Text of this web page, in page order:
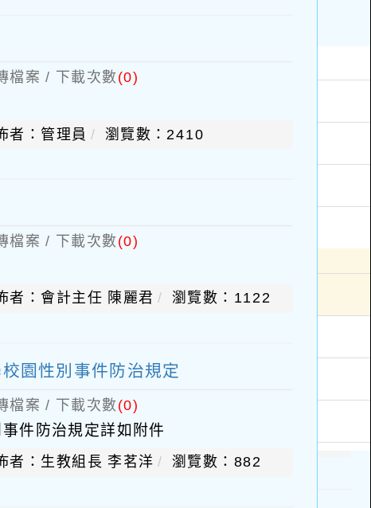
檔案 / 下載次數(0)
者：管理員 瀏覽數：2410
檔案 / 下載次數(0)
者：會計主任 陳麗君 瀏覽數：1122
園性別事件防治規定
檔案 / 下載次數(0)
件防治規定詳如附件
者：生教組長 李茗洋 瀏覽數：882